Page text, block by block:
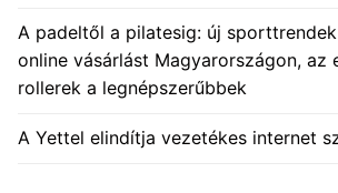
A padeltől a pilatesig: új
online vásárlást Magyarországon, az
rollerek a legnépszerűbbek
A Yettel elindítja vezetékes internet